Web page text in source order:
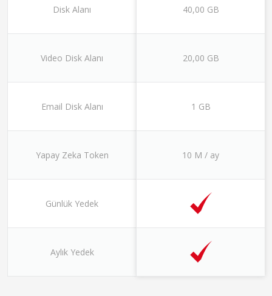
Disk Alanı
Video Disk Alanı
Email Disk Alanı
Yapay Zeka Token
Günlük Yedek
Aylık Yedek
40,00 GB
20,00 GB
1 GB
10 M / ay